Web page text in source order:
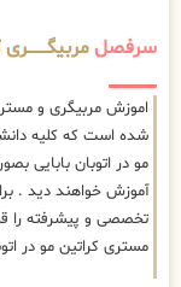
سرفصل
اموزش مربیگری و
شده است که کلیه
مو در اتوبان بابایی
آموزش خواهند دید .
تخصصی و پیشرفته را
مستری کراتین مو در